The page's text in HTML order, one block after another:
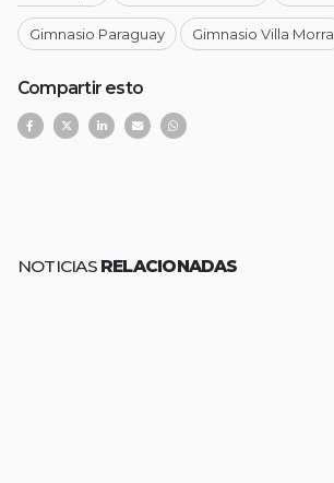
Gimnasio Paraguay Gimnasio Villa Morra
Compartir esto
NOTICIAS RELACIONADAS